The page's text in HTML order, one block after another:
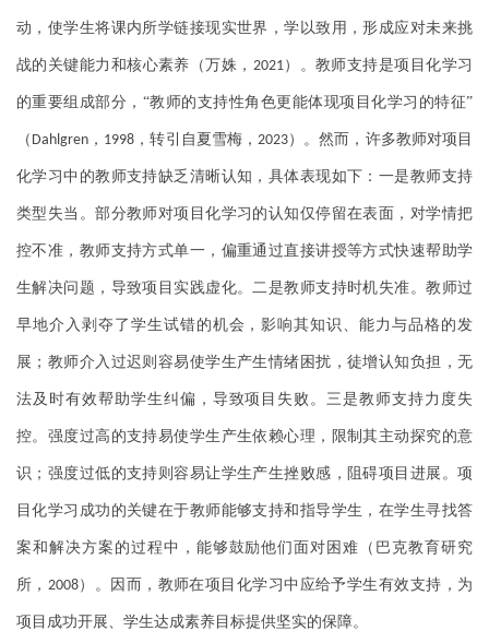
动，使学生将课内所学链接现实世界，学以致用，形成应对未来挑
战的关键能力和核心素养（万姝， 2021）。教师支持是项目化学习
的重要组成部分，“教师的支持性角色更能体现项目化学习的特征”
（ Dahlgren ， 1998 ，转引自夏雪梅， 2023）。然而，许多教师对项目
化学习中的教师支持缺乏清晰认知，具体表现如下：一是教师支持
类型失当。部分教师对项目化学习的认知仅停留在表面，对学情把
控不准，教师支持方式单一，偏重通过直接讲授等方式快速帮助学
生解决问题，导致项目实践虚化。二是教师支持时机失准。教师过
早地介入剥夺了学生试错的机会，影响其知识、能力与品格的发
展；教师介入过迟则容易使学生产生情绪困扰，徒增认知负担，无
法及时有效帮助学生纠偏，导致项目失败。三是教师支持力度失
控。强度过高的支持易使学生产生依赖心理，限制其主动探究的意
识；强度过低的支持则容易让学生产生挫败感，阻碍项目进展。项
目化学习成功的关键在于教师能够支持和指导学生，在学生寻找答
案和解决方案的过程中，能够鼓励他们面对困难（巴克教育研究
所， 2008）。因而，教师在项目化学习中应给予学生有效支持，为
项目成功开展、学生达成素养目标提供坚实的保障。